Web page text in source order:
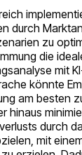
durch
zu
die
mit
könnte
am besten
hinaus
durch
mit